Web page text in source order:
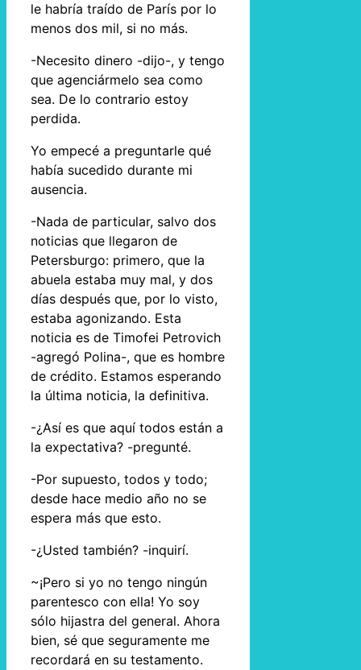
le habría traído de París por lo
menos dos mil, si no más.
-Necesito dinero -dijo-, y tengo
que agenciármelo sea como
sea. De lo contrario estoy
perdida.
Yo empecé a preguntarle qué
había sucedido durante mi
ausencia.
-Nada de particular, salvo dos
noticias que llegaron de
Petersburgo: primero, que la
abuela estaba muy mal, y dos
días después que, por lo visto,
estaba agonizando. Esta
noticia es de Timofei Petrovich
-agregó Polina-, que es hombre
de crédito. Estamos esperando
la última noticia, la definitiva.
-¿Así es que aquí todos están a
la expectativa? -pregunté.
-Por supuesto, todos y todo;
desde hace medio año no se
espera más que esto.
-¿Usted también? -inquirí.
~¡Pero si yo no tengo ningún
parentesco con ella! Yo soy
sólo hijastra del general. Ahora
bien, sé que seguramente me
recordará en su testamento.